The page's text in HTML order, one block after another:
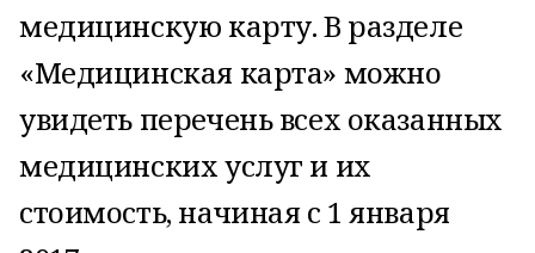
медицинскую карту. В разделе
«Медицинская карта» можно
увидеть перечень всех оказанных
медицинских услуг и их
стоимость, начиная с 1 января